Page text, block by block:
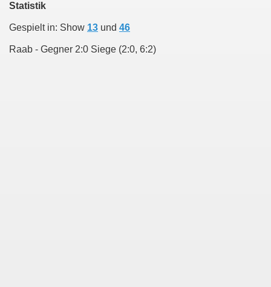
Statistik
Gespielt in: Show 13 und 46
Raab - Gegner 2:0 Siege (2:0, 6:2)